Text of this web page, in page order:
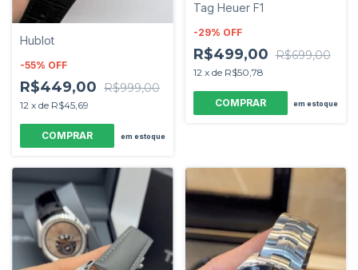
Hublot
-55% OFF
R$449,00 R$999,00
12 x de R$45,69
em estoque
Tag Heuer F1
-29% OFF
R$499,00 R$699,00
12 x de R$50,78
em estoque